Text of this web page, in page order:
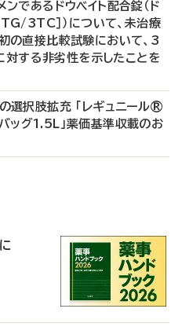
であるドウベイト配合錠（ド
3TC］）について、未治療
の直接比較試験において、3
する非劣性を示したことを
選択肢拡充 「レギュニール®
グ1.5L」薬価基準収載のお